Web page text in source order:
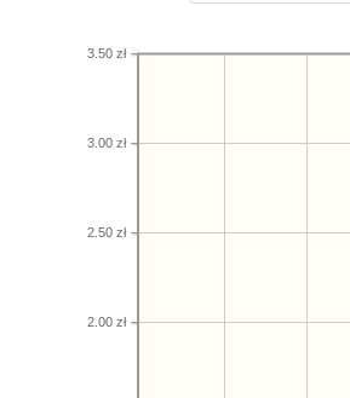
2.00 zł
2.50 zł
3.00 zł
3.50 zł